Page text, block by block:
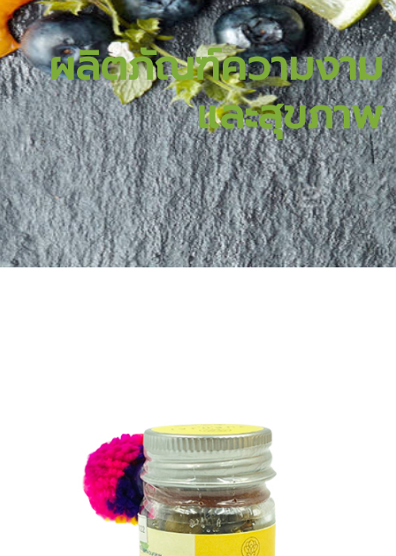
ผลิตภัณฑ์ความงาม
และสุขภาพ